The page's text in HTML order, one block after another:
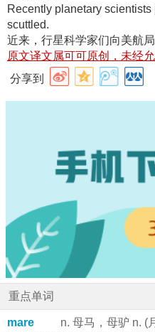
Recently planetary
scuttled.
近来，行星科学家们向美航
原文译文属可可原创，未经
分享到
重点单词
mare n. 母马，母驴 n. (